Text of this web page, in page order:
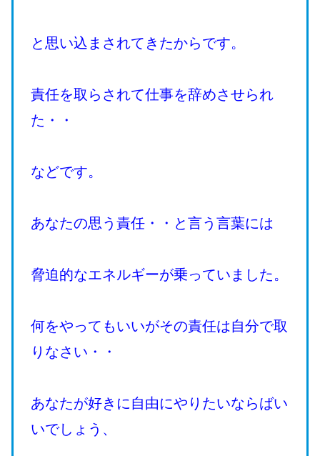
と思い込まされてきたからです。
責任を取らされて仕事を辞めさせられ
た・・
などです。
あなたの思う責任・・と言う言葉には
脅迫的なエネルギーが乗っていました。
何をやってもいいがその責任は自分で取
りなさい・・
あなたが好きに自由にやりたいならばい
いでしょう、